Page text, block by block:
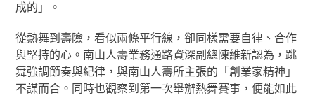
成的」。
從熱舞到壽險，看似兩條平行線，卻同樣需要自律、合作
與堅持的心。南山人壽業務通路資深副總陳維新認為，跳
舞強調節奏與紀律，與南山人壽所主張的「創業家精神」
不謀而合。同時也觀察到第一次舉辦熱舞賽事，便能如此